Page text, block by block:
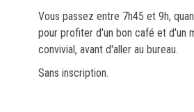
Vous passez entre 7h45 et 9h,
pour profiter d'un bon café et d'un
convivial, avant d'aller au bureau.
Sans inscription.